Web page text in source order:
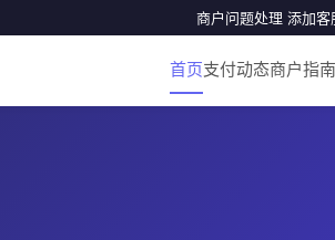
商户问题处理 添加
首页支付动态商户指南